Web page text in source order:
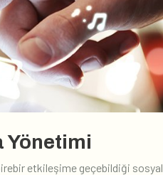
Yönetimi
etkileşime geçebildiği sosyal